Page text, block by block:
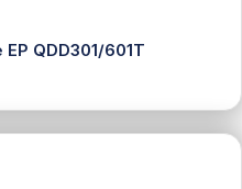
QDD301/601T